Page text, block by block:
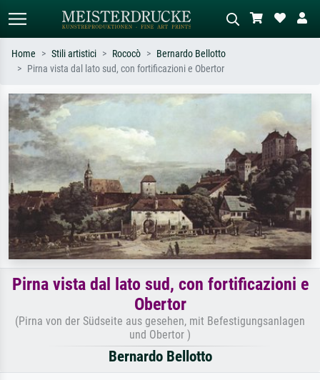
Cerca per artista, titolo o stile – es.
Monet, Notte stellata,
Impressionismo, onda di Hokusai,
nudo.
Descrivi la scena – es. prato verde,
astratto con molto rosso, dipinto a
olio scuro, nudo in piedi vicino a un
albero.
Home Stili artistici Rococò
Bernardo Bellotto
Pirna vista dal lato sud, con fortificazioni e Obertor
Pirna vista dal lato sud, con fortificazioni e
Obertor
(Pirna von der Südseite aus gesehen, mit Befestigungsanlagen
und Obertor )
Bernardo Bellotto